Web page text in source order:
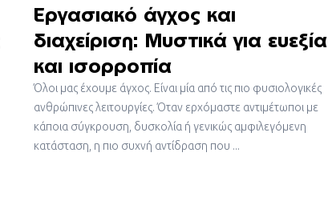
Εργασιακό άγχος και
διαχείριση: Μυστικά για ευεξία
και ισορροπία
Όλοι μας έχουμε άγχος. Είναι μία από τις πιο φυσιολογικές
ανθρώπινες λειτουργίες. Όταν ερχόμαστε αντιμέτωποι με
κάποια σύγκρουση, δυσκολία ή γενικώς αμφιλεγόμενη
κατάσταση, η πιο συχνή αντίδραση που ...